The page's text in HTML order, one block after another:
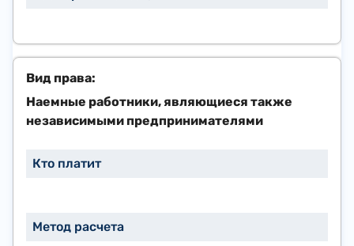
Наемные работники, являющиеся также
независимыми предпринимателями